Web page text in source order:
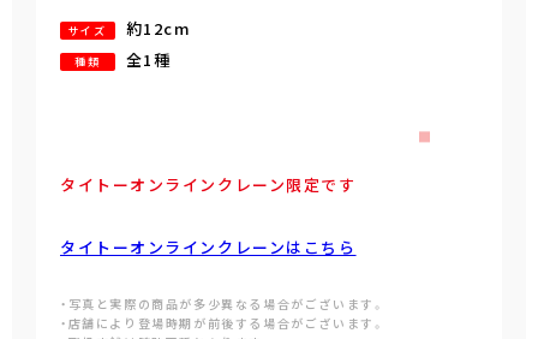
サイズ 約12cm
種類 全1種
タイトーオンラインクレーン限定です
タイトーオンラインクレーンはこちら
・写真と実際の商品が多少異なる場合がございます。
・店舗により登場時期が前後する場合がございます。